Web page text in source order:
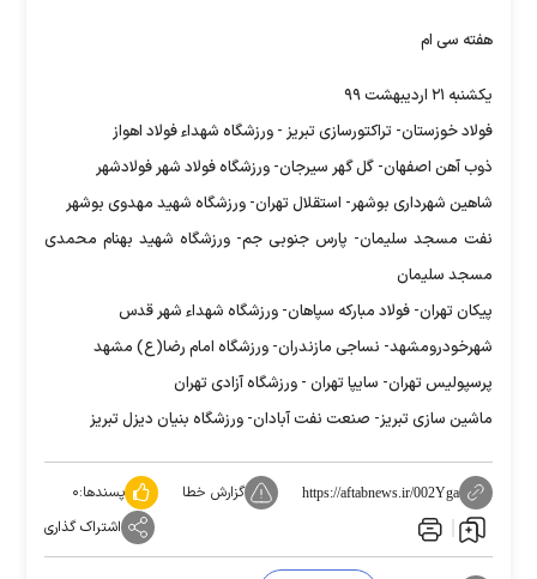
هفته سی ام
یکشنبه ۲۱ اردیبهشت ۹۹
فولاد خوزستان- تراکتورسازی تبریز - ورزشگاه شهداء فولاد اهواز
ذوب آهن اصفهان- گل گهر سیرجان- ورزشگاه فولاد شهر فولادشهر
شاهین شهرداری بوشهر- استقلال تهران- ورزشگاه شهید مهدوی بوشهر
نفت مسجد سلیمان- پارس جنوبی جم- ورزشگاه شهید بهنام محمدی
مسجد سلیمان
پیکان تهران- فولاد مبارکه سپاهان- ورزشگاه شهداء شهر قدس
شهرخودرومشهد- نساجی مازندران- ورزشگاه امام رضا(ع) مشهد
پرسپولیس تهران- سایپا تهران - ورزشگاه آزادی تهران
ماشین سازی تبریز- صنعت نفت آبادان- ورزشگاه بنیان دیزل تبریز
https://aftabnews.ir/002Yga گزارش خطا پسندها:۰
اشتراک گذاری